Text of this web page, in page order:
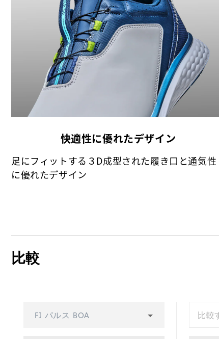
快適性に優れたデザイン
足にフィットする３D成型された履き口と通気性
に優れたデザイン
比較
FJ パルス BOA 比較